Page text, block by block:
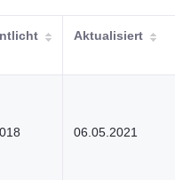
Aktualisiert
06.05.2021